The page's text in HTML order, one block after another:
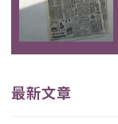
最新文章